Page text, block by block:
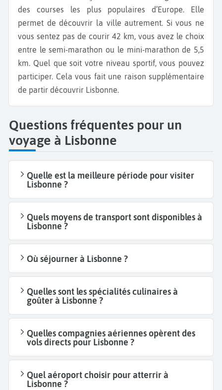
des courses les plus populaires d’Europe. Elle
permet de découvrir la ville autrement. Si vous ne
vous sentez pas de courir 42 km, vous avez le choix
entre le semi-marathon ou le mini-marathon de 5,5
km. Quel que soit votre niveau sportif, vous pouvez
participer. Cela vous fait une raison supplémentaire
de partir découvrir Lisbonne.
Questions fréquentes pour un
voyage à Lisbonne
Quelle est la meilleure période pour visiter
Lisbonne ?
Quels moyens de transport sont disponibles à
Lisbonne ?
Où séjourner à Lisbonne ?
Quelles sont les spécialités culinaires à
goûter à Lisbonne ?
Quelles compagnies aériennes opèrent des
vols directs pour Lisbonne ?
Quel aéroport choisir pour atterrir à
Lisbonne ?